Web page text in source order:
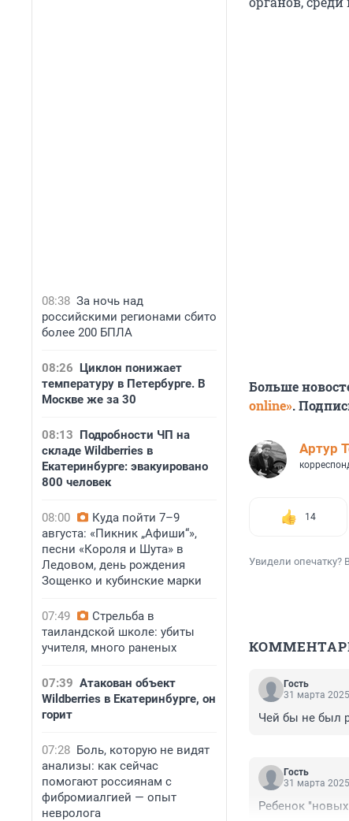
08:38 За ночь над
российскими регионами сбито
более 200 БПЛА
08:26 Циклон понижает
температуру в Петербурге. В
Москве же за 30
08:13 Подробности ЧП на
складе Wildberries в
Екатеринбурге: эвакуировано
800 человек
08:00
Куда пойти 7–9
августа: «Пикник „Афиши“»,
песни «Короля и Шута» в
Ледовом, день рождения
Зощенко и кубинские марки
07:49
Стрельба в
таиландской школе: убиты
учителя, много раненых
07:39 Атакован объект
Wildberries в Екатеринбурге, он
горит
07:28 Боль, которую не видят
анализы: как сейчас
помогают россиянам с
фибромиалгией — опыт
невролога
Больше
online».
Артур
14
Увидели опечатку?
Гость
31 марта
Чей бы не был
Гость
31 марта
Ребенок "новых